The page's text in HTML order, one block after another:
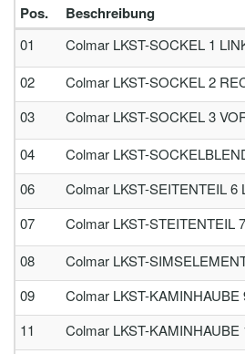
Pos. Beschreibung
01 Colmar LKST-SOCKEL 1
02
Colmar LKST-SOCKEL 2
03
Colmar LKST-SOCKEL 3
04
Colmar LKST-
06
Colmar LKST-SEITENTEIL 6
07
Colmar LKST-STEITENTEIL
08
Colmar LKST-
09
Colmar LKST-KAMINHAUBE
11
Colmar LKST-KAMINHAUBE